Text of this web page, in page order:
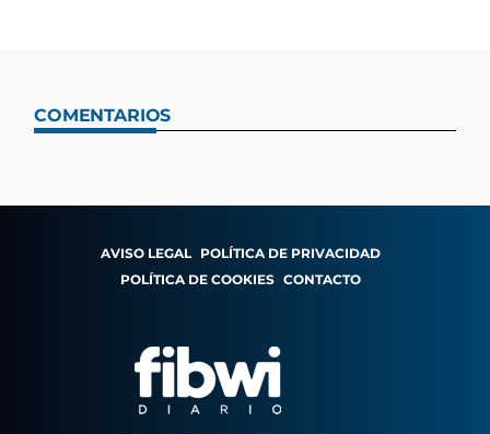
COMENTARIOS
AVISO LEGAL POLÍTICA DE PRIVACIDAD
POLÍTICA DE COOKIES CONTACTO